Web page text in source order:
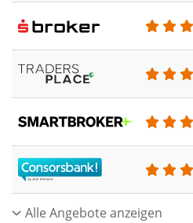
Alle Angebote anzeigen